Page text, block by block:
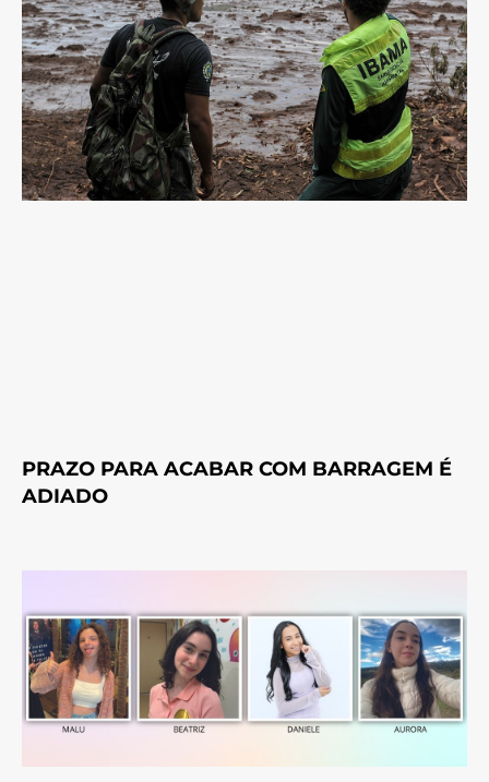
PRAZO PARA ACABAR COM BARRAGEM É
ADIADO